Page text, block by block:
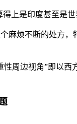
得上是印度甚至是
麻烦不断的处方
性周边视角”即以